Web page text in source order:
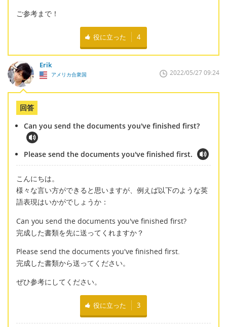
ご参考まで！
役に立った 4
Erik
アメリカ合衆国 2022/05/27 09:24
回答
Can you send the documents you've finished first?
Please send the documents you've finished first.
こんにちは。
様々な言い方ができると思いますが、例えば以下のような英
語表現はいかがでしょうか：
Can you send the documents you've finished first?
完成した書類を先に送ってくれますか？
Please send the documents you've finished first.
完成した書類から送ってください。
ぜひ参考にしてください。
役に立った 3